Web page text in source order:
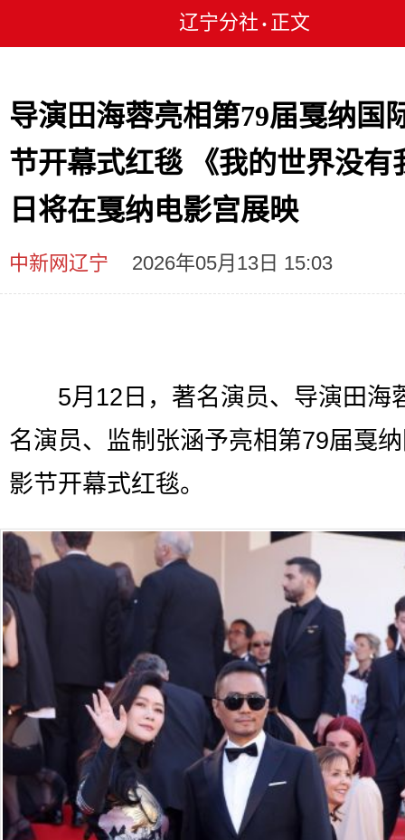
辽宁分社 • 正文
导演田海蓉亮相第79届戛纳国
节开幕式红毯 《我的世界没有
日将在戛纳电影宫展映
中新网辽宁 2026年05月13日 15:03
5月12日，著名演员、导演田海
名演员、监制张涵予亮相第79届戛
影节开幕式红毯。